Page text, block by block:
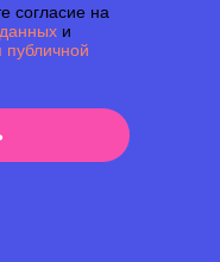
согласие на
и
публичной